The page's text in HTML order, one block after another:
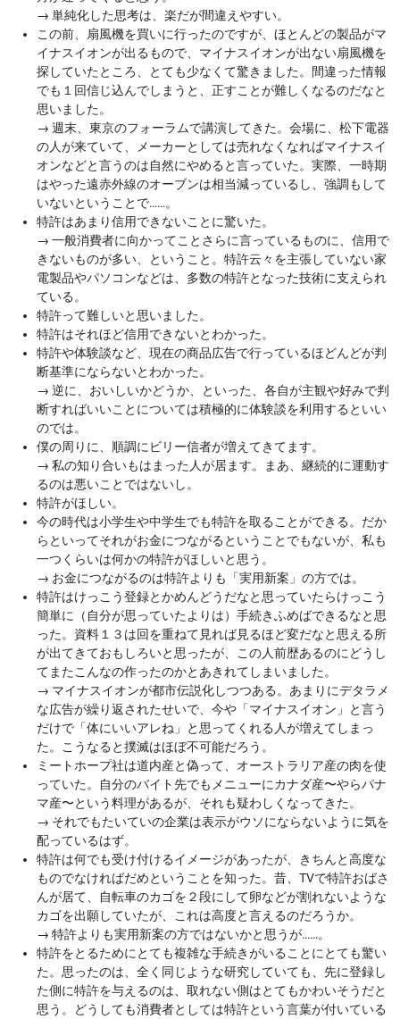
→ 単純化した思考は、楽だが間違えやすい。
この前、扇風機を買いに行ったのですが、ほとんどの製品がマ
イナスイオンが出るもので、マイナスイオンが出ない扇風機を
探していたところ、とても少なくて驚きました。間違った情報
でも１回信じ込んでしまうと、正すことが難しくなるのだなと
思いました。
→ 週末、東京のフォーラムで講演してきた。会場に、松下電器
の人が来ていて、メーカーとしては売れなくなればマイナスイ
オンなどと言うのは自然にやめると言っていた。実際、一時期
はやった遠赤外線のオーブンは相当減っているし、強調もして
いないということで……。
特許はあまり信用できないことに驚いた。
→ 一般消費者に向かってことさらに言っているものに、信用で
きないものが多い、ということ。特許云々を主張していない家
電製品やパソコンなどは、多数の特許となった技術に支えられ
ている。
特許って難しいと思いました。
特許はそれほど信用できないとわかった。
特許や体験談など、現在の商品広告で行っているほどんどが判
断基準にならないとわかった。
→ 逆に、おいしいかどうか、といった、各自が主観や好みで判
断すればいいことについては積極的に体験談を利用するといい
のでは。
僕の周りに、順調にビリー信者が増えてきてます。
→ 私の知り合いもはまった人が居ます。まあ、継続的に運動す
るのは悪いことではないし。
特許がほしい。
今の時代は小学生や中学生でも特許を取ることができる。だか
らといってそれがお金につながるということでもないが、私も
一つくらいは何かの特許がほしいと思う。
→ お金につながるのは特許よりも「実用新案」の方では。
特許はけっこう登録とかめんどうだなと思っていたらけっこう
簡単に（自分が思っていたよりは）手続きふめばできるなと思
った。資料１３は回を重ねて見れば見るほど変だなと思える所
が出てきておもしろいと思ったが、この人前歴あるのにどうし
てまたこんなの作ったのかとあきれてしまいました。
→ マイナスイオンが都市伝説化しつつある。あまりにデタラメ
な広告が繰り返されたせいで、今や「マイナスイオン」と言う
だけで「体にいいアレね」と思ってくれる人が増えてしまっ
た。こうなると撲滅はほぼ不可能だろう。
ミートホープ社は道内産と偽って、オーストラリア産の肉を使
っていた。自分のバイト先でもメニューにカナダ産〜やらパナ
マ産〜という料理があるが、それも疑わしくなってきた。
→ それでもたいていの企業は表示がウソにならないように気を
配っているはず。
特許は何でも受け付けるイメージがあったが、きちんと高度な
ものでなければだめということを知った。昔、TVで特許おばさ
んが居て、自転車のカゴを２段にして卵などが割れないような
カゴを出願していたが、これは高度と言えるのだろうか。
→ 特許よりも実用新案の方ではないかと思うが……。
特許をとるためにとても複雑な手続きがいることにとても驚い
た。思ったのは、全く同じような研究していても、先に登録し
た側に特許を与えるのは、取れない側はとてもかわいそうだと
思う。どうしても消費者としては特許という言葉が付いている